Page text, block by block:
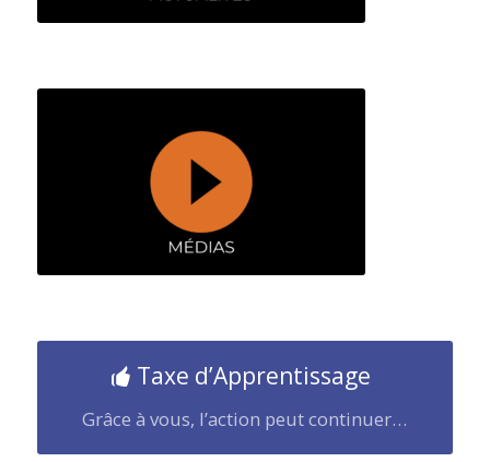
Taxe d’Apprentissage
Grâce à vous, l’action peut continuer…